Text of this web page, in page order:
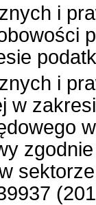
i
i
w